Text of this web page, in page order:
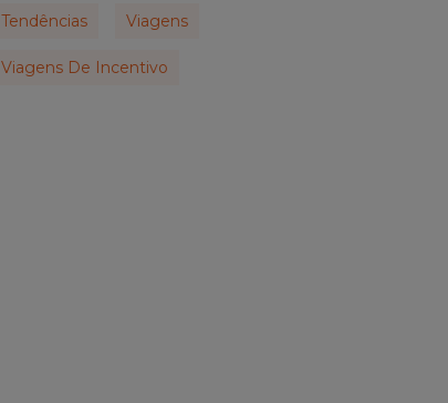
Tendências Viagens
Viagens De Incentivo